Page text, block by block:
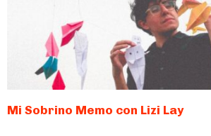
Mi Sobrino Memo con Lizi Lay